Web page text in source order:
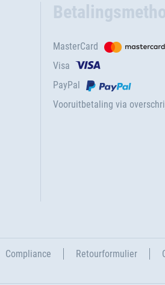
MasterCard
Visa
PayPal
Vooruitbetaling via
Compliance Retourformulier